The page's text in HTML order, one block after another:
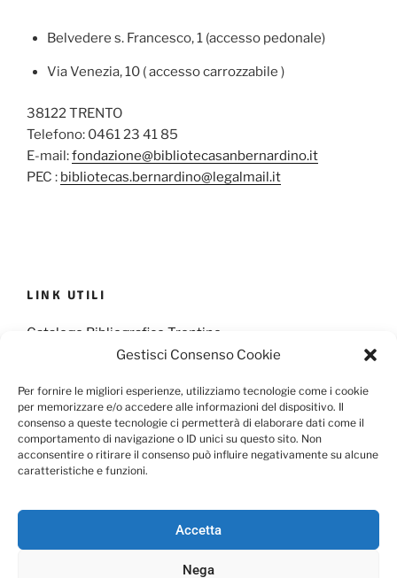
Gestisci Consenso Cookie
Per fornire le migliori esperienze, utilizziamo tecnologie come i cookie
per memorizzare e/o accedere alle informazioni del dispositivo. Il
consenso a queste tecnologie ci permetterà di elaborare dati come il
comportamento di navigazione o ID unici su questo sito. Non
acconsentire o ritirare il consenso può influire negativamente su alcune
caratteristiche e funzioni.
Accetta
Nega
Belvedere s. Francesco, 1 (accesso pedonale)
Via Venezia, 10 ( accesso carrozzabile )
38122 TRENTO
Telefono: 0461 23 41 85
E-mail:fondazione@bibliotecasanbernardino.it
PEC : bibliotecas.bernardino@legalmail.it
LINK UTILI
Catalogo Bibliografico Trentino
Cookie Policy Privacy Policy